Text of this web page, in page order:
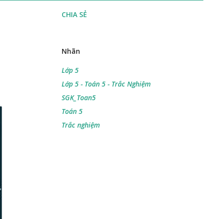
CHIA SẺ
Nhãn
Lớp 5
Lớp 5 - Toán 5 - Trắc Nghiệm
SGK_Toan5
Toán 5
Trắc nghiệm